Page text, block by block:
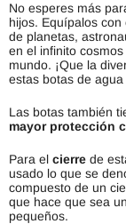
No esperes más
hijos. Equípalos
de planetas,
en el infinito
mundo. ¡Que la
estas botas de
Las botas también
mayor protección
Para el cierre de
usado lo que se
compuesto de un
que hace que sea
pequeños.